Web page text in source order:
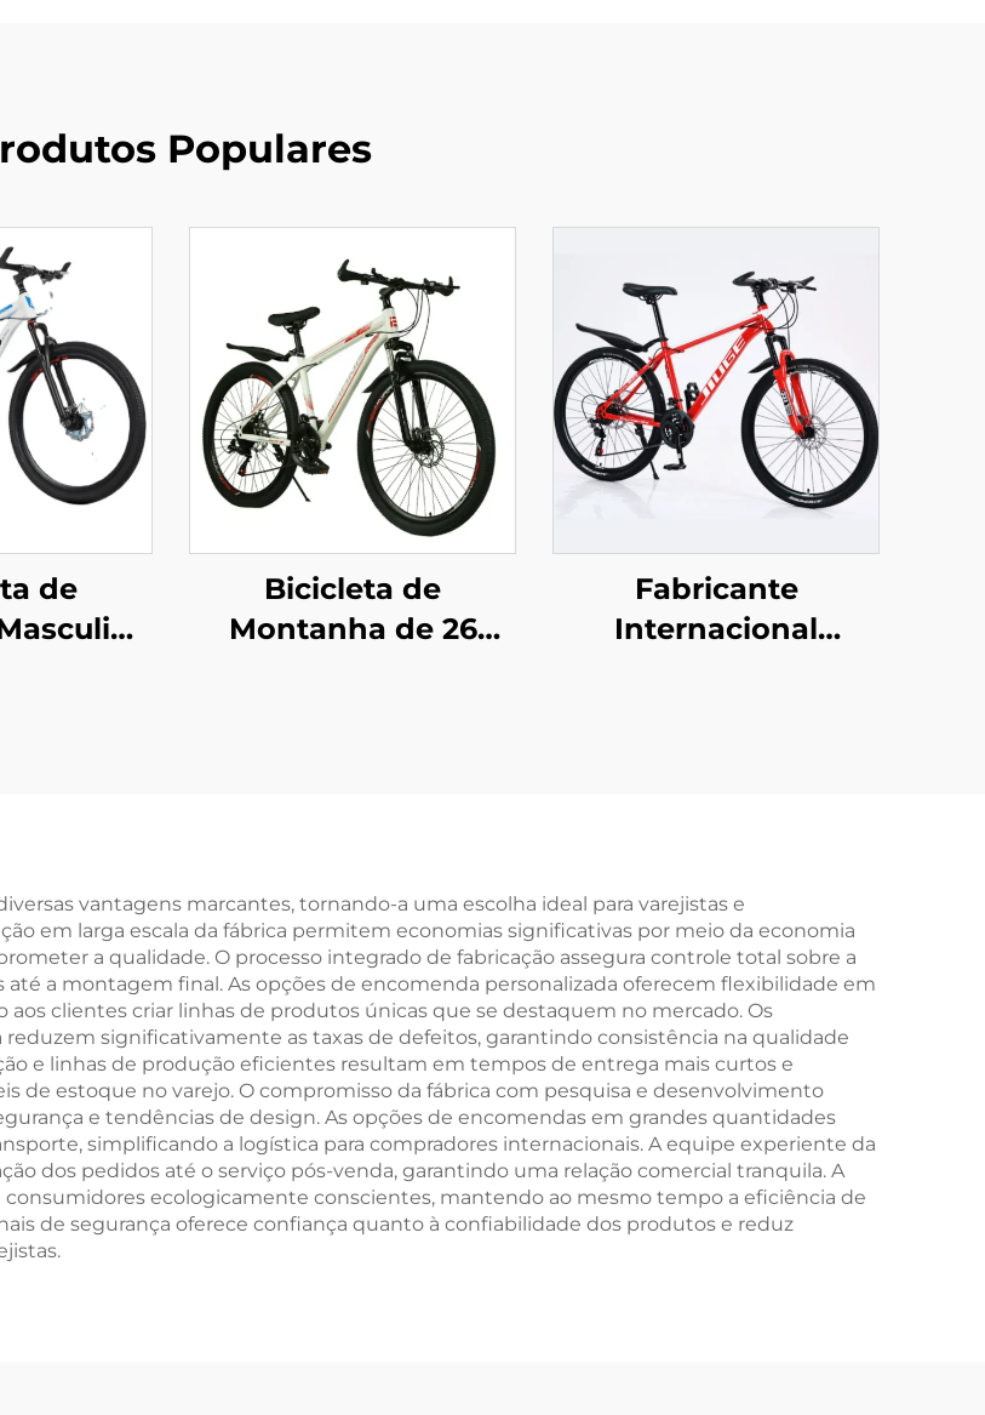
Populares
de
Garfo de
Bicicleta de
Montanha de 26
Garfo de Aço
Fabricante
Internacional
Garfo de Aço, Freio a
Disco, Pedal Comum
vantagens marcantes, tornando-a uma escolha ideal para varejistas e
em larga escala da fábrica permitem economias significativas por meio da economia
a qualidade. O processo integrado de fabricação assegura controle total sobre a
a montagem final. As opções de encomenda personalizada oferecem flexibilidade em
clientes criar linhas de produtos únicas que se destaquem no mercado. Os
significativamente as taxas de defeitos, garantindo consistência na qualidade
e linhas de produção eficientes resultam em tempos de entrega mais curtos e
de estoque no varejo. O compromisso da fábrica com pesquisa e desenvolvimento
e tendências de design. As opções de encomendas em grandes quantidades
simplificando a logística para compradores internacionais. A equipe experiente da
dos pedidos até o serviço pós-venda, garantindo uma relação comercial tranquila. A
ecologicamente conscientes, mantendo ao mesmo tempo a eficiência de
de segurança oferece confiança quanto à confiabilidade dos produtos e reduz